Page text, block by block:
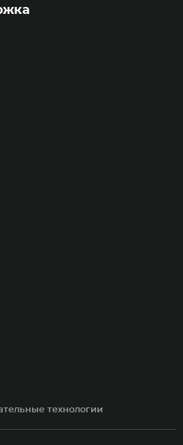
технологии